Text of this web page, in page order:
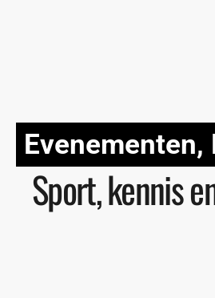
Evenementen,
Sport, kennis